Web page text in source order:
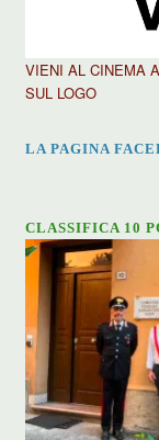
VIENI AL CINEMA
SUL LOGO
LA PAGINA
CLASSIFICA 10